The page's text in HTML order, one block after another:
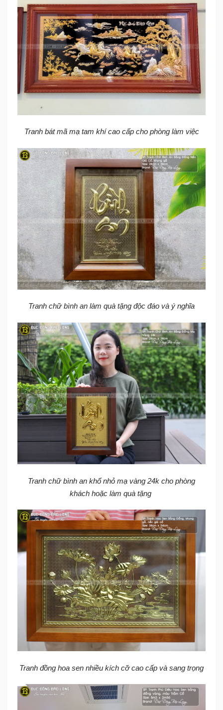
Tranh bát mã mạ tam khícao cấp cho phòng làm việc
Tranh chữ bình an làm quà tặng độc đáo và ý nghĩa
Tranh chữ bình an khổ nhỏ mạ vàng 24k cho phòng
khách hoặc làm quà tặng
Tranh đồng hoa sen nhiều kích cỡ cao cấp và sang trọng